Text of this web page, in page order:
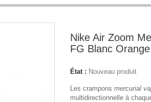
Nike Air Zoom
FG Blanc
État : Nouveau produit
Les crampons mercurial
multidirectionnelle à